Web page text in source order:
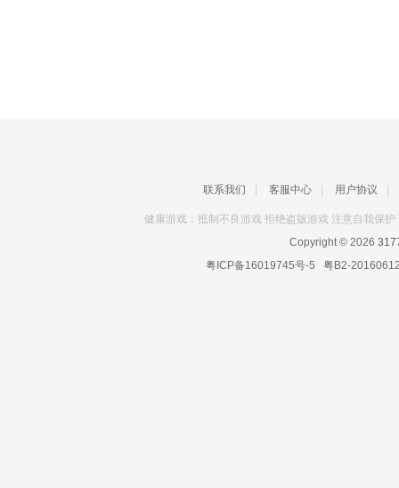
联系我们 客服中心 用户协议
健康游戏：抵制不良游戏 拒绝盗版游戏 注意自我保
Copyright © 2026
粤ICP备16019745号-5 粤B2-